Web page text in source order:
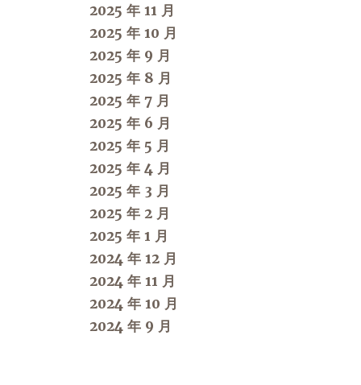
2025 年 11 月
2025 年 10 月
2025 年 9 月
2025 年 8 月
2025 年 7 月
2025 年 6 月
2025 年 5 月
2025 年 4 月
2025 年 3 月
2025 年 2 月
2025 年 1 月
2024 年 12 月
2024 年 11 月
2024 年 10 月
2024 年 9 月